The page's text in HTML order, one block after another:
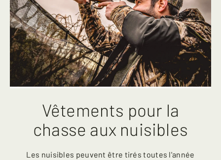
Vêtements pour la
chasse aux nuisibles
Les nuisibles peuvent être tirés toutes l'année